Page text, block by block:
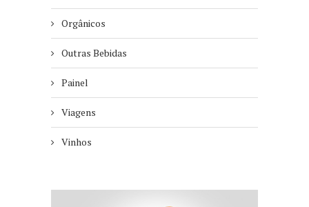
Orgânicos
Outras Bebidas
Painel
Viagens
Vinhos